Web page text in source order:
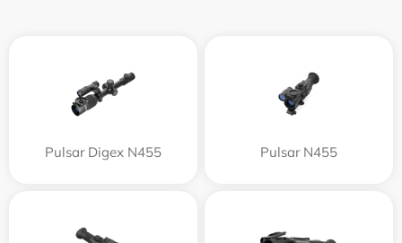
Pulsar Digex N455 Pulsar N455